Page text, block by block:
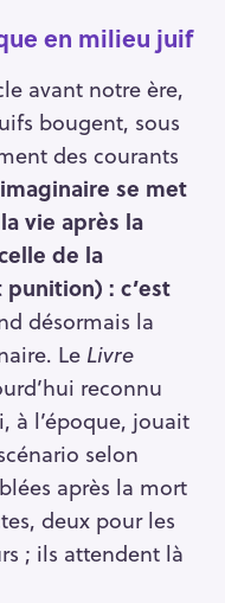
en milieu juif
avant notre ère,
bougent, sous
des courants
se met
vie après la
de la
: c’est
désormais la
Le Livre
reconnu
à l’époque, jouait
selon
après la mort
deux pour les
; ils attendent là